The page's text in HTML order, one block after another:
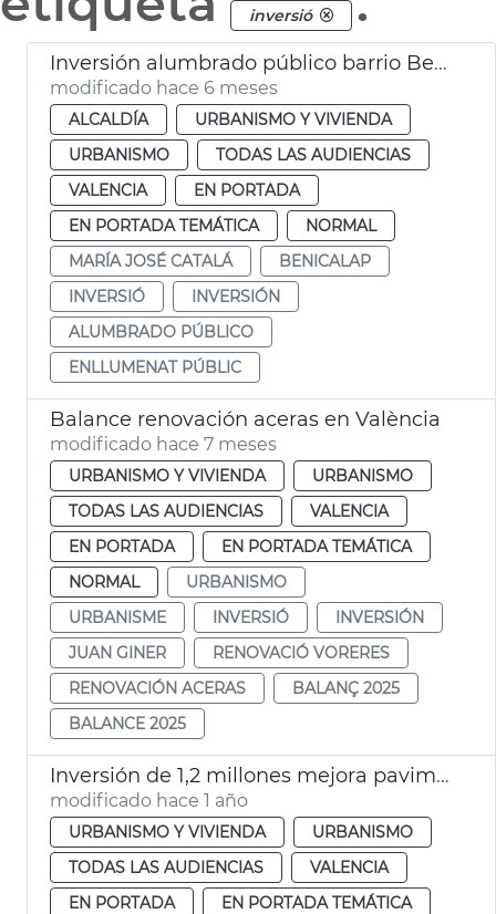
inversió
Inversión alumbrado público barrio Benicalap
modificado hace 6 meses
ALCALDÍA
URBANISMO Y VIVIENDA
URBANISMO
TODAS LAS AUDIENCIAS
VALENCIA
EN PORTADA
EN PORTADA TEMÁTICA
NORMAL
MARÍA JOSÉ CATALÁ
BENICALAP
INVERSIÓ
INVERSIÓN
ALUMBRADO PÚBLICO
ENLLUMENAT PÚBLIC
Balance renovación aceras en València
modificado hace 7 meses
URBANISMO Y VIVIENDA
URBANISMO
TODAS LAS AUDIENCIAS
VALENCIA
EN PORTADA
EN PORTADA TEMÁTICA
NORMAL
URBANISMO
URBANISME
INVERSIÓ
INVERSIÓN
JUAN GINER
RENOVACIÓ VORERES
RENOVACIÓN ACERAS
BALANÇ 2025
BALANCE 2025
Inversión de 1,2 millones mejora pavimento calles y caminos València y pedanías
modificado hace 1 año
URBANISMO Y VIVIENDA
URBANISMO
TODAS LAS AUDIENCIAS
VALENCIA
EN PORTADA
EN PORTADA TEMÁTICA